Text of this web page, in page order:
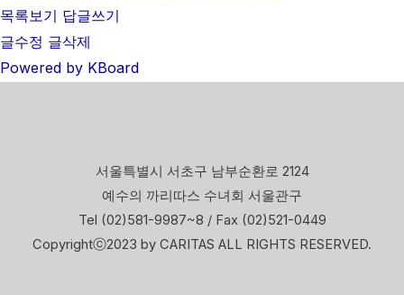
목록보기 답글쓰기
글수정 글삭제
Powered by KBoard
서울특별시 서초구 남부순환로 2124
예수의 까리따스 수녀회 서울관구
Tel (02)581-9987~8 / Fax (02)521-0449
Copyrightⓒ2023 by CARITAS ALL RIGHTS RESERVED.